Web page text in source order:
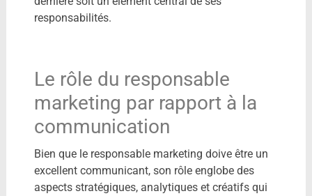
responsabilités.
Le rôle du responsable
marketing par rapport à la
communication
Bien que le responsable marketing doive être un
excellent communicant, son rôle englobe des
aspects stratégiques, analytiques et créatifs qui